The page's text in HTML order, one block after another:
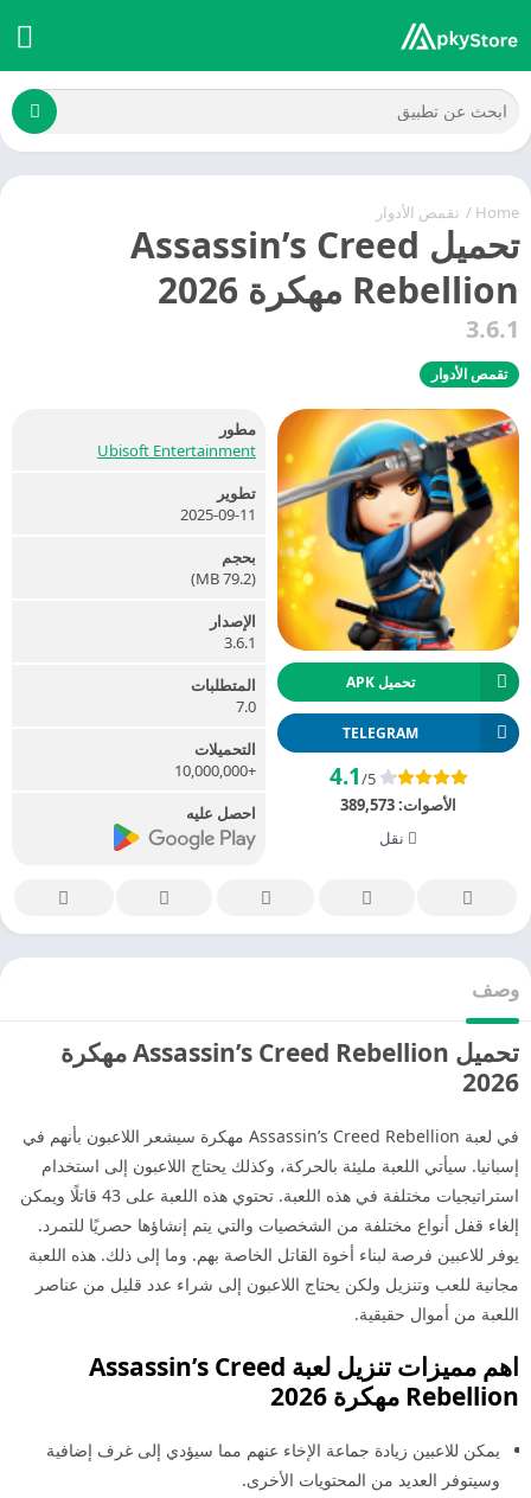
Home
/ تقمص الأدوار
تحميل Assassin’s Creed
Rebellion مهكرة 2026
3.6.1
تقمص الأدوار
تحميل APK
TELEGRAM
4.1/5
الأصوات:389,573
نقل
مطور
Ubisoft Entertainment
تطوير
2025-09-11
بحجم
(79.2 MB)
الإصدار
3.6.1
المتطلبات
7.0
التحميلات
+10,000,000
احصل عليه
وصف
تحميل Assassin’s Creed Rebellion مهكرة
2026
في لعبة Assassin’s Creed Rebellion مهكرة سيشعر اللاعبون بأنهم في
إسبانيا. سيأتي اللعبة مليئة بالحركة، وكذلك يحتاج اللاعبون إلى استخدام
استراتيجيات مختلفة في هذه اللعبة. تحتوي هذه اللعبة على 43 قاتلًا ويمكن
إلغاء قفل أنواع مختلفة من الشخصيات والتي يتم إنشاؤها حصريًا للتمرد.
يوفر للاعبين فرصة لبناء أخوة القاتل الخاصة بهم. وما إلى ذلك. هذه اللعبة
مجانية للعب وتنزيل ولكن يحتاج اللاعبون إلى شراء عدد قليل من عناصر
اللعبة من أموال حقيقية.
اهم مميزات تنزيل لعبة Assassin’s Creed
Rebellion مهكرة 2026
يمكن للاعبين زيادة جماعة الإخاء عنهم مما سيؤدي إلى غرف إضافية
وسيتوفر العديد من المحتويات الأخرى.